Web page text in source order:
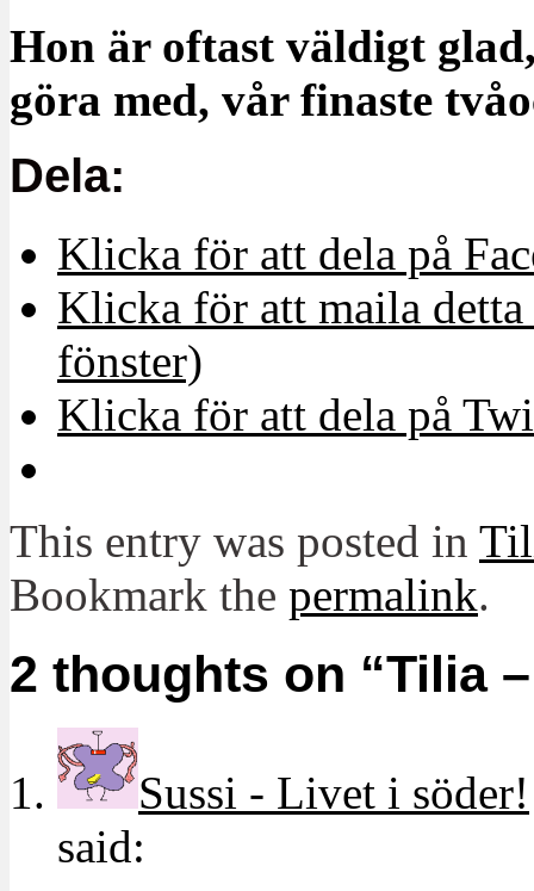
Hon är oftast väldigt
göra med, vår finaste
Dela:
Klicka för att dela på
Klicka för att maila
fönster)
Klicka för att dela på
This entry was posted in
Bookmark the permalink.
2 thoughts on “Tilia
Sussi - Livet i söder!
said: